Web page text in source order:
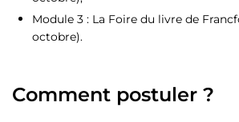
Module 3 : La Foire du livre de
octobre).
Comment postuler ?